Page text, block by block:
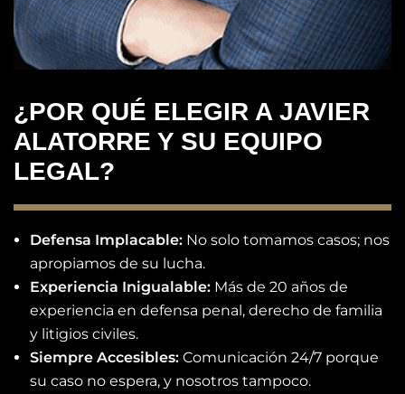
¿POR QUÉ ELEGIR A JAVIER
ALATORRE Y SU EQUIPO
LEGAL?
Defensa Implacable: No solo tomamos casos; nos
apropiamos de su lucha.
Experiencia Inigualable: Más de 20 años de
experiencia en defensa penal, derecho de familia
y litigios civiles.
Siempre Accesibles: Comunicación 24/7 porque
su caso no espera, y nosotros tampoco.